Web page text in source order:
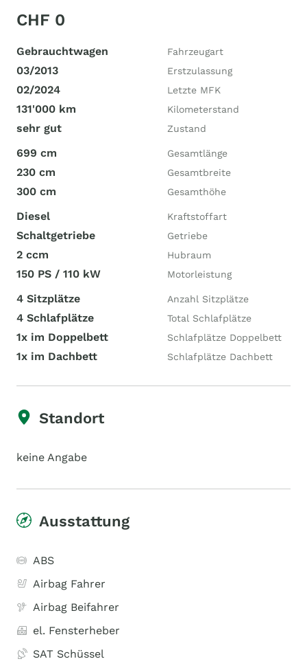
CHF 0
Gebrauchtwagen Fahrzeugart
03/2013 Erstzulassung
02/2024 Letzte MFK
131'000 km Kilometerstand
sehr gut Zustand
699 cm Gesamtlänge
230 cm Gesamtbreite
300 cm Gesamthöhe
Diesel Kraftstoffart
Schaltgetriebe Getriebe
2 ccm Hubraum
150 PS / 110 kW Motorleistung
4 Sitzplätze Anzahl Sitzplätze
4 Schlafplätze Total Schlafplätze
1x im Doppelbett Schlafplätze Doppelbett
1x im Dachbett Schlafplätze Dachbett
Standort
keine Angabe
Ausstattung
ABS
Airbag Fahrer
Airbag Beifahrer
el. Fensterheber
SAT Schüssel